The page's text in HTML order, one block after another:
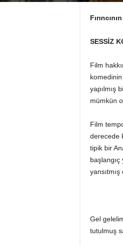
SESSİZ
Film
yapılmış
mümkün
Film
derecede
tipik bir
başlangıç
Gel
tutulmuş